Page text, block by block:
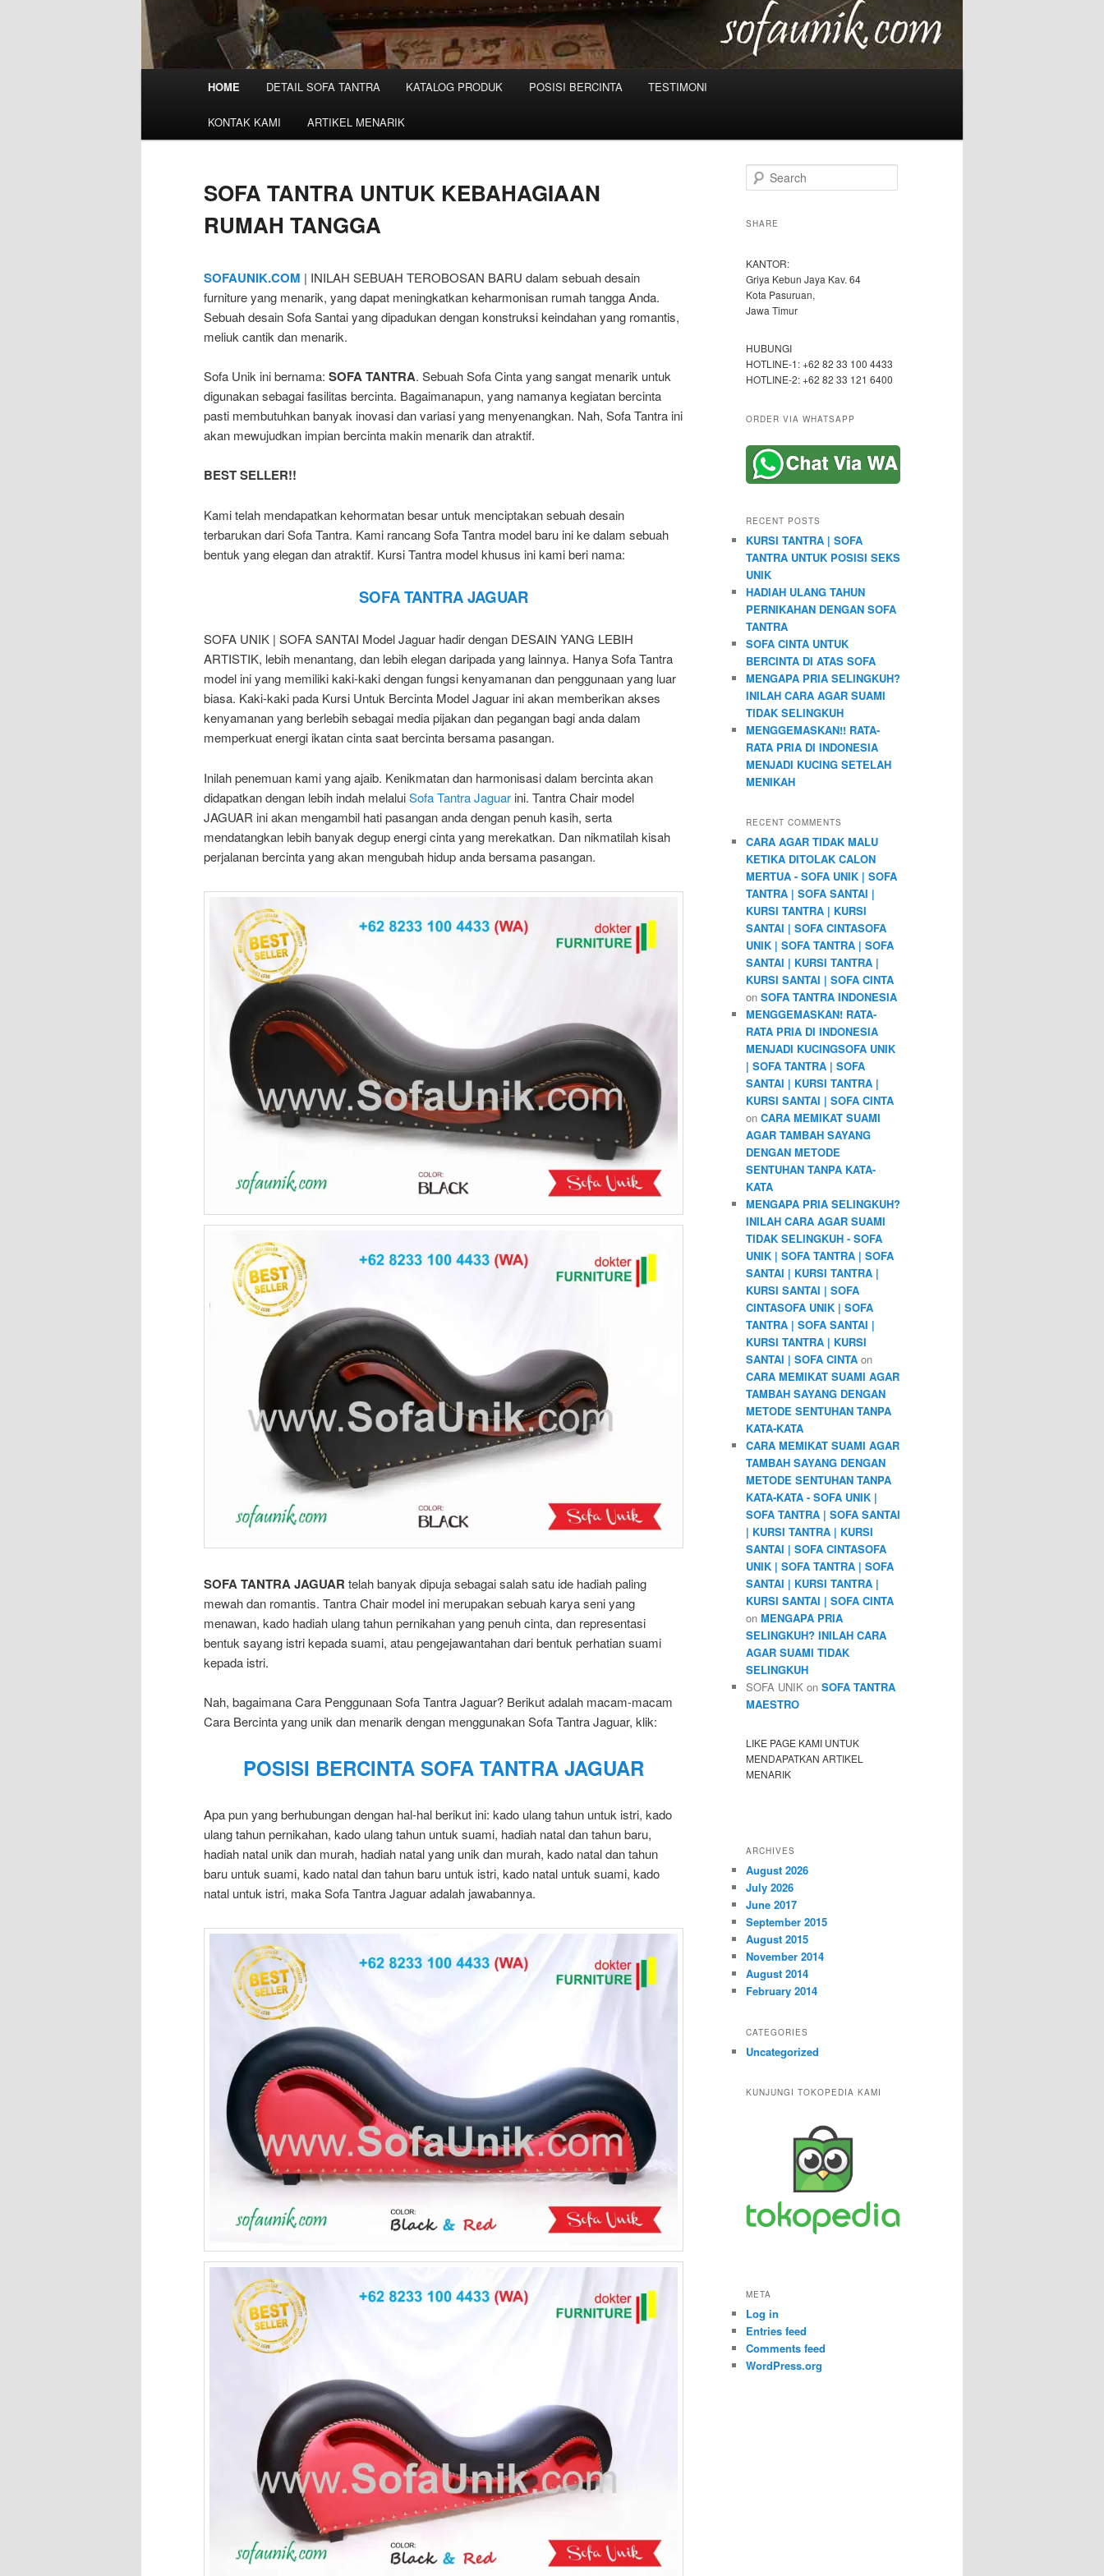
n
HOME DETAIL SOFA TANTRA KATALOG PRODUK POSISI BERCINTA TESTIMONI
KONTAK KAMI ARTIKEL MENARIK
SOFA TANTRA UNTUK KEBAHAGIAAN
RUMAH TANGGA
SOFAUNIK.COM | INILAH SEBUAH TEROBOSAN BARU dalam sebuah desain
furniture yang menarik, yang dapat meningkatkan keharmonisan rumah tangga Anda.
Sebuah desain Sofa Santai yang dipadukan dengan konstruksi keindahan yang romantis,
meliuk cantik dan menarik.
Sofa Unik ini bernama: SOFA TANTRA. Sebuah Sofa Cinta yang sangat menarik untuk
digunakan sebagai fasilitas bercinta. Bagaimanapun, yang namanya kegiatan bercinta
pasti membutuhkan banyak inovasi dan variasi yang menyenangkan. Nah, Sofa Tantra ini
akan mewujudkan impian bercinta makin menarik dan atraktif.
BEST SELLER!!
Kami telah mendapatkan kehormatan besar untuk menciptakan sebuah desain
terbarukan dari Sofa Tantra. Kami rancang Sofa Tantra model baru ini ke dalam sebuah
bentuk yang elegan dan atraktif. Kursi Tantra model khusus ini kami beri nama:
SOFA TANTRA JAGUAR
SOFA UNIK | SOFA SANTAI Model Jaguar hadir dengan DESAIN YANG LEBIH
ARTISTIK, lebih menantang, dan lebih elegan daripada yang lainnya. Hanya Sofa Tantra
model ini yang memiliki kaki-kaki dengan fungsi kenyamanan dan penggunaan yang luar
biasa. Kaki-kaki pada Kursi Untuk Bercinta Model Jaguar ini akan memberikan akses
kenyamanan yang berlebih sebagai media pijakan dan pegangan bagi anda dalam
memperkuat energi ikatan cinta saat bercinta bersama pasangan.
Inilah penemuan kami yang ajaib. Kenikmatan dan harmonisasi dalam bercinta akan
didapatkan dengan lebih indah melaluiSofa Tantra Jaguar ini. Tantra Chair model
JAGUAR ini akan mengambil hati pasangan anda dengan penuh kasih, serta
mendatangkan lebih banyak degup energi cinta yang merekatkan. Dan nikmatilah kisah
perjalanan bercinta yang akan mengubah hidup anda bersama pasangan.
SOFA TANTRA JAGUAR telah banyak dipuja sebagai salah satu ide hadiah paling
mewah dan romantis. Tantra Chair model ini merupakan sebuah karya seni yang
menawan, kado hadiah ulang tahun pernikahan yang penuh cinta, dan representasi
bentuk sayang istri kepada suami, atau pengejawantahan dari bentuk perhatian suami
kepada istri.
Nah, bagaimana Cara Penggunaan Sofa Tantra Jaguar? Berikut adalah macam-macam
Cara Bercinta yang unik dan menarik dengan menggunakan Sofa Tantra Jaguar, klik:
POSISI BERCINTA SOFA TANTRA JAGUAR
Apa pun yang berhubungan dengan hal-hal berikut ini: kado ulang tahun untuk istri, kado
ulang tahun pernikahan, kado ulang tahun untuk suami, hadiah natal dan tahun baru,
hadiah natal unik dan murah, hadiah natal yang unik dan murah, kado natal dan tahun
baru untuk suami, kado natal dan tahun baru untuk istri, kado natal untuk suami, kado
natal untuk istri, maka Sofa Tantra Jaguar adalah jawabannya.
e
rSHARE
KANTOR:
Griya Kebun Jaya Kav. 64
Kota Pasuruan,
Jawa Timur
HUBUNGI
HOTLINE-1: +62 82 33 100 4433
HOTLINE-2: +62 82 33 121 6400
ORDER VIA WHATSAPP
RECENT POSTS
KURSI TANTRA | SOFA
TANTRA UNTUK POSISI SEKS
UNIK
HADIAH ULANG TAHUN
PERNIKAHAN DENGAN SOFA
TANTRA
SOFA CINTA UNTUK
BERCINTA DI ATAS SOFA
MENGAPA PRIA SELINGKUH?
INILAH CARA AGAR SUAMI
TIDAK SELINGKUH
MENGGEMASKAN!! RATA-
RATA PRIA DI INDONESIA
MENJADI KUCING SETELAH
MENIKAH
RECENT COMMENTS
CARA AGAR TIDAK MALU
KETIKA DITOLAK CALON
MERTUA - SOFA UNIK | SOFA
TANTRA | SOFA SANTAI |
KURSI TANTRA | KURSI
SANTAI | SOFA CINTASOFA
UNIK | SOFA TANTRA | SOFA
SANTAI | KURSI TANTRA |
KURSI SANTAI | SOFA CINTA
on SOFA TANTRA INDONESIA
MENGGEMASKAN! RATA-
RATA PRIA DI INDONESIA
MENJADI KUCINGSOFA UNIK
| SOFA TANTRA | SOFA
SANTAI | KURSI TANTRA |
KURSI SANTAI | SOFA CINTA
on CARA MEMIKAT SUAMI
AGAR TAMBAH SAYANG
DENGAN METODE
SENTUHAN TANPA KATA-
KATA
MENGAPA PRIA SELINGKUH?
INILAH CARA AGAR SUAMI
TIDAK SELINGKUH - SOFA
UNIK | SOFA TANTRA | SOFA
SANTAI | KURSI TANTRA |
KURSI SANTAI | SOFA
CINTASOFA UNIK | SOFA
TANTRA | SOFA SANTAI |
KURSI TANTRA | KURSI
SANTAI | SOFA CINTA on
CARA MEMIKAT SUAMI AGAR
TAMBAH SAYANG DENGAN
METODE SENTUHAN TANPA
KATA-KATA
CARA MEMIKAT SUAMI AGAR
TAMBAH SAYANG DENGAN
METODE SENTUHAN TANPA
KATA-KATA - SOFA UNIK |
SOFA TANTRA | SOFA SANTAI
| KURSI TANTRA | KURSI
SANTAI | SOFA CINTASOFA
UNIK | SOFA TANTRA | SOFA
SANTAI | KURSI TANTRA |
KURSI SANTAI | SOFA CINTA
on MENGAPA PRIA
SELINGKUH? INILAH CARA
AGAR SUAMI TIDAK
SELINGKUH
SOFA UNIK on SOFA TANTRA
MAESTRO
LIKE PAGE KAMI UNTUK
MENDAPATKAN ARTIKEL
MENARIK
ARCHIVES
August 2026
July 2026
June 2017
September 2015
August 2015
November 2014
August 2014
February 2014
CATEGORIES
Uncategorized
KUNJUNGI TOKOPEDIA KAMI
META
Log in
Entries feed
Comments feed
WordPress.org